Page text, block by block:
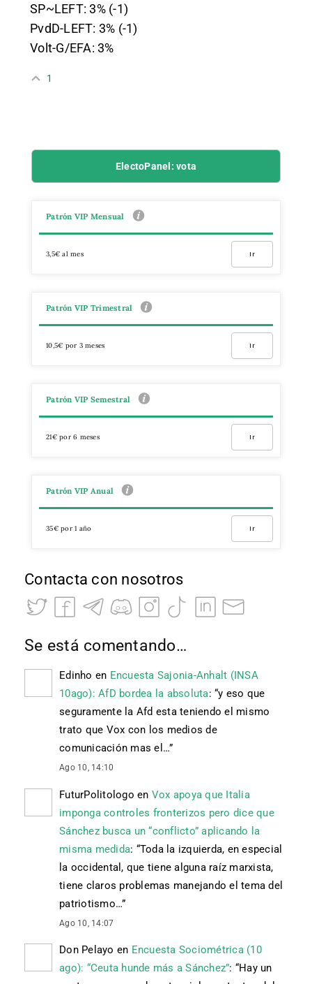
SP~LEFT: 3% (-1)
PvdD-LEFT: 3% (-1)
Volt-G/EFA: 3%
1
ElectoPanel: vota
Patrón VIP Mensual
3,5€ al mes Ir
Patrón VIP Trimestral
10,5€ por 3 meses Ir
Patrón VIP Semestral
21€ por 6 meses Ir
Patrón VIP Anual
35€ por 1 año Ir
Contacta con nosotros
Se está comentando…
Edinho en Encuesta Sajonia-Anhalt (INSA
10ago): AfD bordea la absoluta: “y eso que
seguramente la Afd esta teniendo el mismo
trato que Vox con los medios de
comunicación mas el…”
Ago 10, 14:10
FuturPolitologo en Vox apoya que Italia
imponga controles fronterizos pero dice que
Sánchez busca un “conflicto” aplicando la
misma medida: “Toda la izquierda, en especial
la occidental, que tiene alguna raíz marxista,
tiene claros problemas manejando el tema del
patriotismo…”
Ago 10, 14:07
Don Pelayo en Encuesta Sociométrica (10
ago): “Ceuta hunde más a Sánchez”: “Hay un